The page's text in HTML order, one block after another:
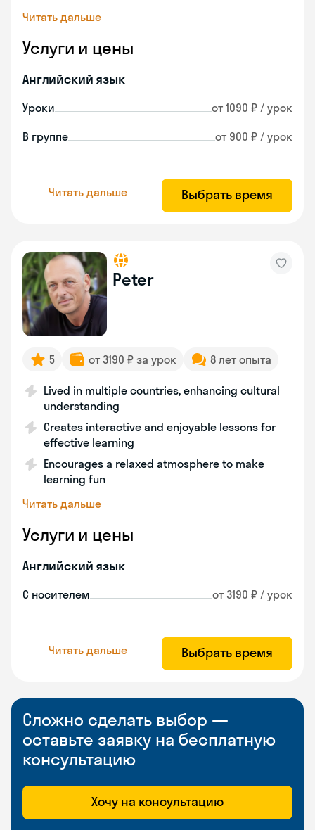
Читать дальше
Услуги и цены
Английский язык
Уроки от 1090 ₽ / урок
В группе от 900 ₽ / урок
Читать дальше Выбрать время
Peter
5 от 3190 ₽ за урок 8 лет опыта
Lived in multiple countries, enhancing cultural
understanding
Creates interactive and enjoyable lessons for
effective learning
Encourages a relaxed atmosphere to make
learning fun
Читать дальше
Услуги и цены
Английский язык
С носителем от 3190 ₽ / урок
Читать дальше Выбрать время
Сложно сделать выбор —
оставьте заявку на бесплатную
консультацию
Хочу на консультацию